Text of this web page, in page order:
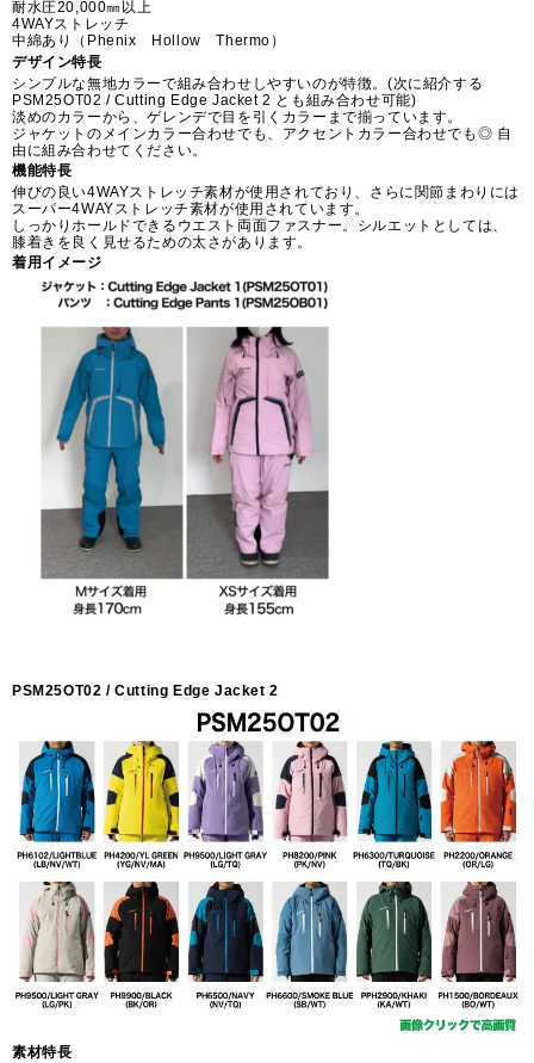
耐水圧20,000㎜以上
4WAYストレッチ
中綿あり（Phenix Hollow Thermo）
デザイン特長
シンプルな無地カラーで組み合わせしやすいのが特徴。(次に紹介する
PSM25OT02 / Cutting Edge Jacket 2 とも組み合わせ可能)
淡めのカラーから、ゲレンデで目を引くカラーまで揃っています。
ジャケットのメインカラー合わせでも、アクセントカラー合わせでも◎ 自
由に組み合わせてください。
機能特長
伸びの良い4WAYストレッチ素材が使用されており、さらに関節まわりには
スーパー4WAYストレッチ素材が使用されています。
しっかりホールドできるウエスト両面ファスナー。シルエットとしては、
膝着きを良く見せるための太さがあります。
着用イメージ
PSM25OT02 / Cutting Edge Jacket 2
素材特長